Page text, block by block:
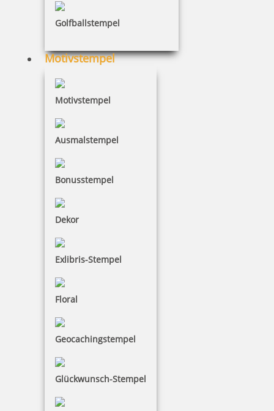
Golfballstempel
Motivstempel
Motivstempel
Ausmalstempel
Bonusstempel
Dekor
Exlibris-Stempel
Floral
Geocachingstempel
Glückwunsch-Stempel
Trodat Deine Dinge Nachfüllkit
10,28 €